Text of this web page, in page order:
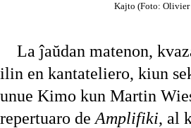
Kajto (Foto:
La ĵaŭdan matenon,
ilin en kantateliero, kiun
unue Kimo kun Martin
repertuaro de Amplifiki, al